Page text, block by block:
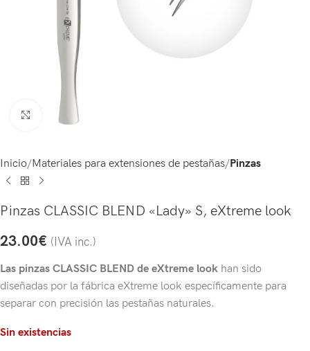
Click to enlarge
Inicio Materiales para extensiones de pestañas Pinzas
Pinzas CLASSIC BLEND «Lady» S, eXtreme look
23.00€ (IVA inc.)
Las pinzas CLASSIC BLEND de eXtreme look han sido
diseñadas por la fábrica eXtreme look específicamente para
separar con precisión las pestañas naturales.
Sin existencias